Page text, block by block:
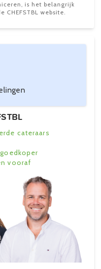
is het belangrijk
website.
cateraars
vooraf